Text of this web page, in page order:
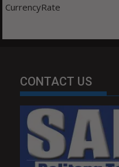
CurrencyRate
CONTACT US